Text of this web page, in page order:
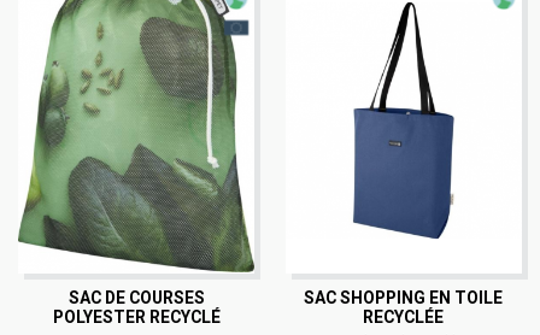
SAC DE COURSES
POLYESTER RECYCLÉ
SAC SHOPPING EN TOILE
RECYCLÉE